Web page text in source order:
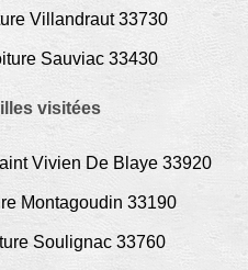
Villandraut 33730
Sauviac 33430
visitées
Vivien De Blaye 33920
Montagoudin 33190
Soulignac 33760